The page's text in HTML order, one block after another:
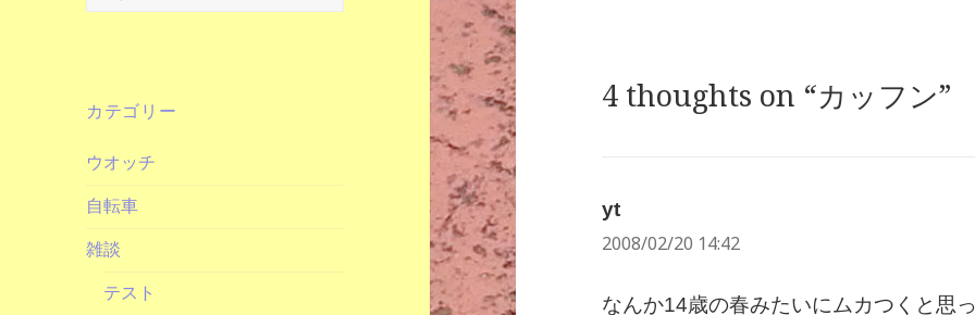
索:
カテゴリー
ウオッチ
自転車
雑談
テスト
4 thoughts on “カッフン”
yt
り:
2008/02/20 14:42
なんか14歳の春みたいにムカつくと思